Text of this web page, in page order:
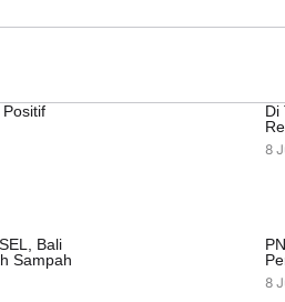
Di
8
Bali
Sampah
8